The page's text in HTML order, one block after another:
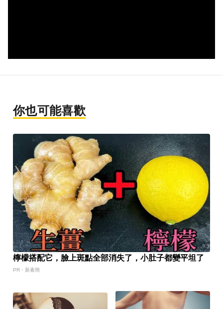
你也可能喜歡
檸檬搭配它，臉上斑點全部消失了，小肚子都變平坦了
PR・新素簡